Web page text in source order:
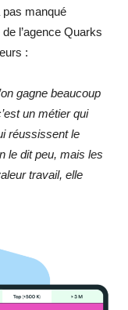
pas manqué
l’agence Quarks
:
gagne beaucoup
un métier qui
réussissent le
le dit peu, mais les
travail, elle